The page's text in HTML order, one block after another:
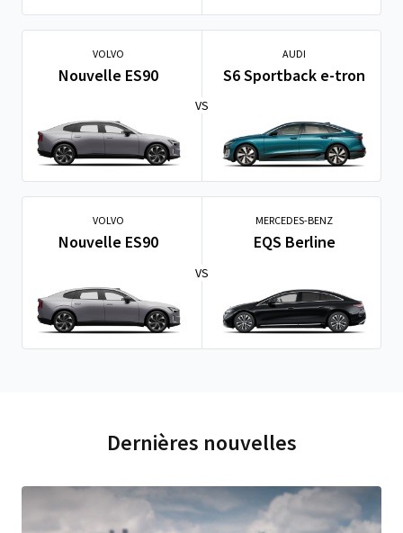
VOLVO
Nouvelle ES90
VS
AUDI
S6 Sportback e-tron
VOLVO
Nouvelle ES90
VS
MERCEDES-BENZ
EQS Berline
Dernières nouvelles